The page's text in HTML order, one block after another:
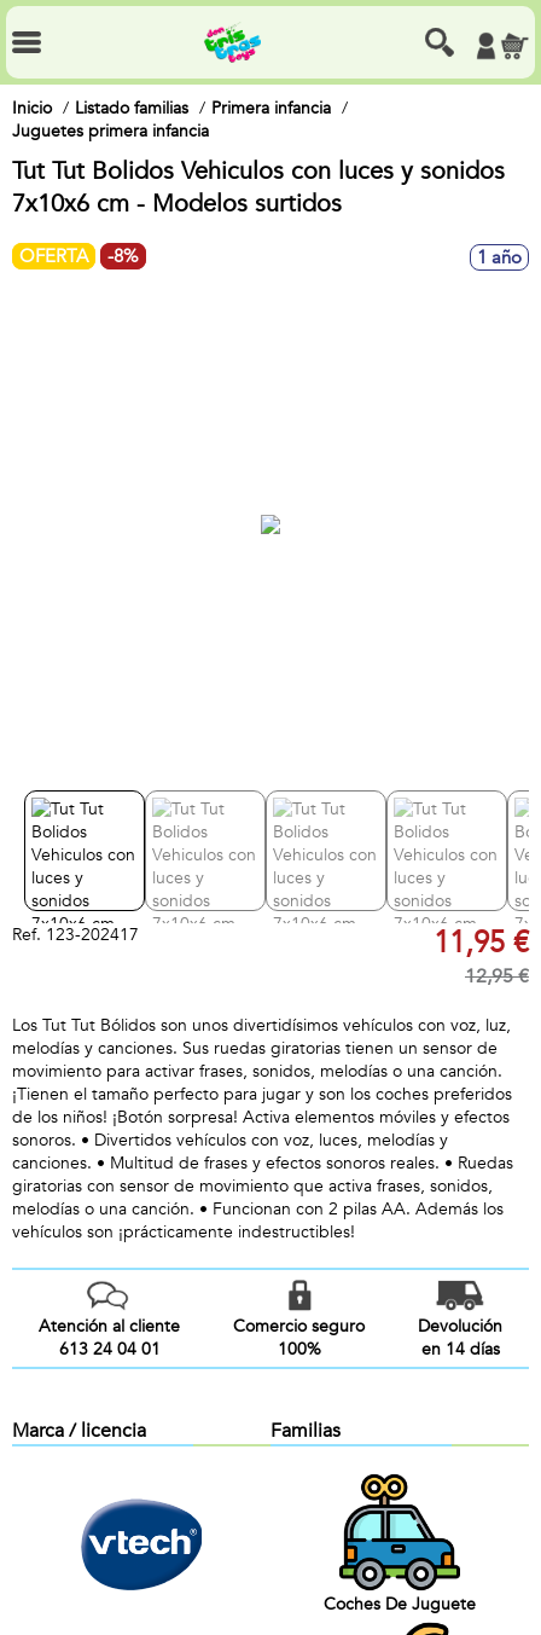
Inicio Listado familias
Primera infancia
Juguetes primera infancia
Tut Tut Bolidos Vehiculos con luces y sonidos
7x10x6 cm - Modelos surtidos
OFERTA -8% 1 año
Ref. 123-202417 11,95 €
12,95 €
Los Tut Tut Bólidos son unos divertidísimos vehículos con voz, luz,
melodías y canciones. Sus ruedas giratorias tienen un sensor de
movimiento para activar frases, sonidos, melodías o una canción.
¡Tienen el tamaño perfecto para jugar y son los coches preferidos
de los niños! ¡Botón sorpresa! Activa elementos móviles y efectos
sonoros. • Divertidos vehículos con voz, luces, melodías y
canciones. • Multitud de frases y efectos sonoros reales. • Ruedas
giratorias con sensor de movimiento que activa frases, sonidos,
melodías o una canción. • Funcionan con 2 pilas AA. Además los
vehículos son ¡prácticamente indestructibles!
Atención al cliente
613 24 04 01
Comercio seguro
100%
Devolución
en 14 días
Marca / licencia Familias
Coches De Juguete